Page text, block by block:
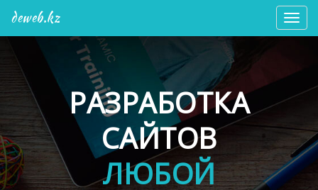
deweb.kz
РАЗРАБОТКА
САЙТОВ
ЛЮБОЙ